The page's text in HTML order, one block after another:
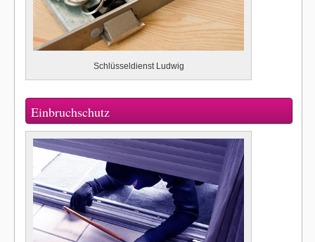
Schlüsseldienst Ludwig
Einbruchschutz